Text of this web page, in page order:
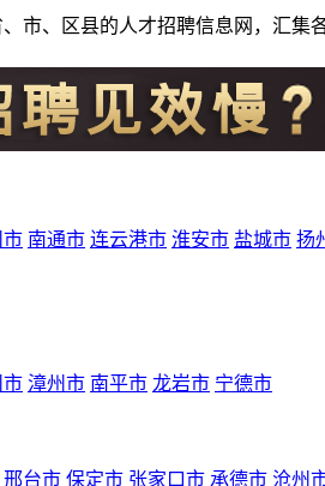
市、区县的人才招聘信息网，汇
市 南通市 连云港市 淮安市 盐城市 扬
市 漳州市 南平市 龙岩市 宁德市
邢台市 保定市 张家口市 承德市 沧州